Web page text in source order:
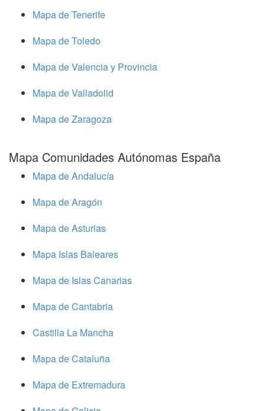
Mapa de Tenerife
Mapa de Toledo
Mapa de Valencia y Provincia
Mapa de Valladolid
Mapa de Zaragoza
Mapa Comunidades Autónomas España
Mapa de Andalucía
Mapa de Aragón
Mapa de Asturias
Mapa Islas Baleares
Mapa de Islas Canarias
Mapa de Cantabria
Castilla La Mancha
Mapa de Cataluña
Mapa de Extremadura